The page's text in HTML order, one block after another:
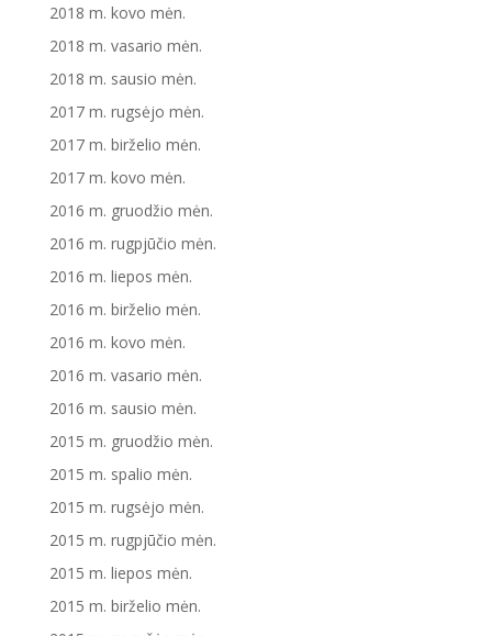
2018 m. kovo mėn.
2018 m. vasario mėn.
2018 m. sausio mėn.
2017 m. rugsėjo mėn.
2017 m. birželio mėn.
2017 m. kovo mėn.
2016 m. gruodžio mėn.
2016 m. rugpjūčio mėn.
2016 m. liepos mėn.
2016 m. birželio mėn.
2016 m. kovo mėn.
2016 m. vasario mėn.
2016 m. sausio mėn.
2015 m. gruodžio mėn.
2015 m. spalio mėn.
2015 m. rugsėjo mėn.
2015 m. rugpjūčio mėn.
2015 m. liepos mėn.
2015 m. birželio mėn.